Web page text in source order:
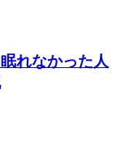
れなかった人